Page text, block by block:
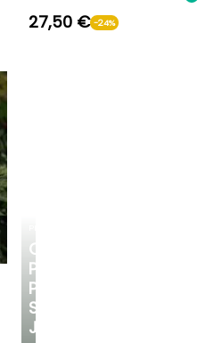
CONSEJOS
PERSONALIZADOS
PARA
SU
JARDÍN
27,50 € -24%